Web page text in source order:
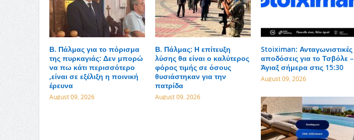
Β. Πάλμας για το πόρισμα
της πυρκαγιάς: Δεν μπορώ
να πω κάτι περισσότερο
,είναι σε εξέλιξη η ποινική
έρευνα
August 09, 2026
Β. Πάλμας: Η επίτευξη
λύσης θα είναι ο καλύτερος
φόρος τιμής σε όσους
θυσιάστηκαν για την
πατρίδα
August 09, 2026
Stoiximan: Ανταγωνιστικές
αποδόσεις για το Τσβόλε –
Άγιαξ σήμερα στις 15:30
August 09, 2026